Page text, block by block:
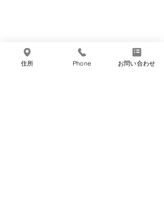
住所 Phone お問い合わせ